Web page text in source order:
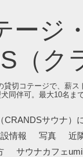
ージ
（ク
切コテージで、薪
同伴可。最大10名ま
CRANDSサウナ）
情報 写真 近
サウナカフェ